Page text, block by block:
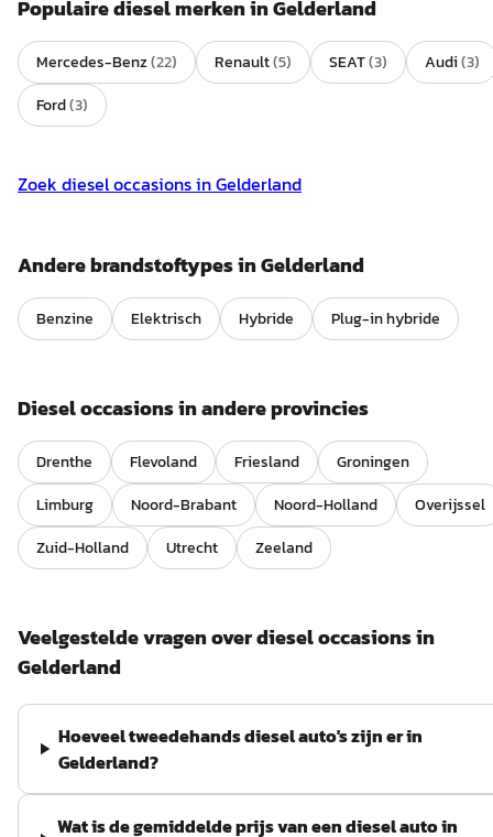
Populairedieselmerken inGelderland
Mercedes-Benz(22) Renault(5) SEAT(3) Audi(3)
Ford(3)
Zoek dieseloccasions inGelderland
Andere brandstoftypes inGelderland
Benzine Elektrisch Hybride Plug-in hybride
Dieseloccasions in andere provincies
Drenthe Flevoland Friesland
Groningen
Limburg
Noord-Brabant Noord-Holland
Overijssel
Zuid-Holland
Utrecht Zeeland
Veelgestelde vragen overdieseloccasions in
Gelderland
Hoeveel tweedehands diesel auto's zijn er in
Gelderland?
Wat is de gemiddelde prijs van een diesel auto in